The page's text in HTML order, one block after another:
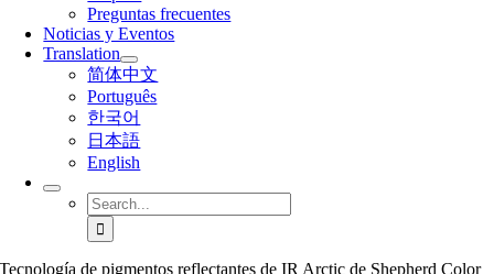
Preguntas frecuentes
Noticias y Eventos
Translation
简体中文
Português
한국어
日本語
English
Search
for:
Tecnología de pigmentos reflectantes de IR Arctic de Shepherd Color